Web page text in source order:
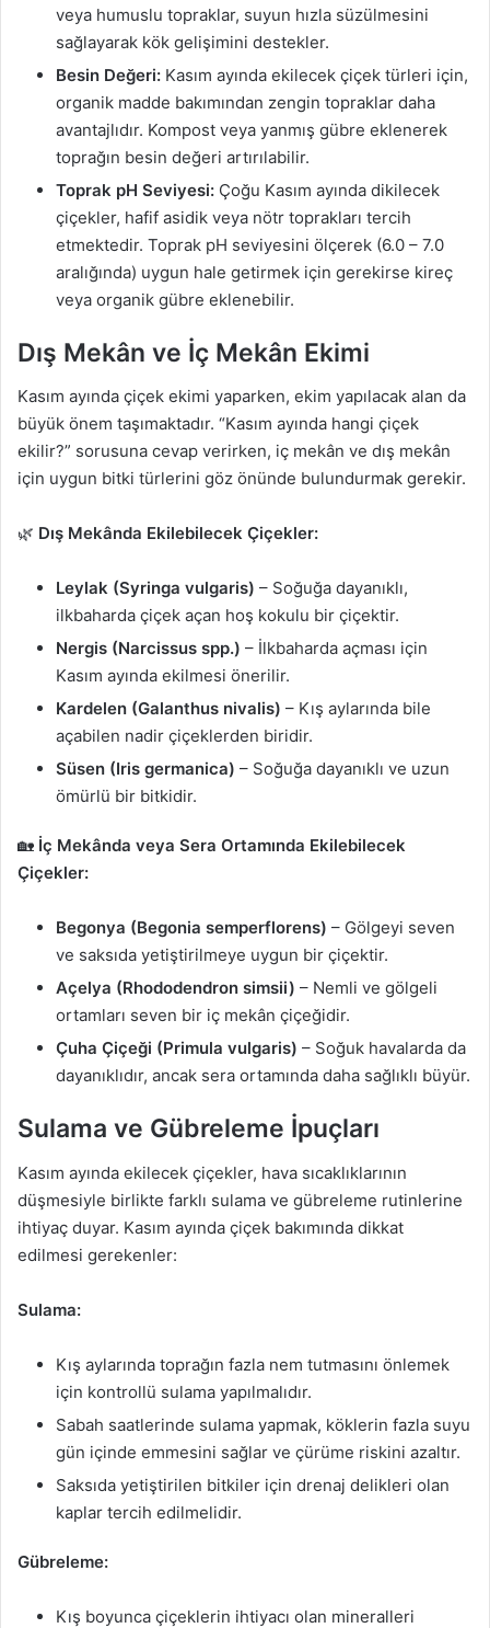
veya humuslu topraklar, suyun hızla süzülmesini
sağlayarak kök gelişimini destekler.
Besin Değeri: Kasım ayında ekilecek çiçek türleri için,
organik madde bakımından zengin topraklar daha
avantajlıdır. Kompost veya yanmış gübre eklenerek
toprağın besin değeri artırılabilir.
Toprak pH Seviyesi: Çoğu Kasım ayında dikilecek
çiçekler, hafif asidik veya nötr toprakları tercih
etmektedir. Toprak pH seviyesini ölçerek (6.0 – 7.0
aralığında) uygun hale getirmek için gerekirse kireç
veya organik gübre eklenebilir.
Dış Mekân ve İç Mekân Ekimi
Kasım ayında çiçek ekimi yaparken, ekim yapılacak alan da
büyük önem taşımaktadır. “Kasım ayında hangi çiçek
ekilir?” sorusuna cevap verirken, iç mekân ve dış mekân
için uygun bitki türlerini göz önünde bulundurmak gerekir.
🌿 Dış Mekânda Ekilebilecek Çiçekler:
Leylak (Syringa vulgaris) – Soğuğa dayanıklı,
ilkbaharda çiçek açan hoş kokulu bir çiçektir.
Nergis (Narcissus spp.) – İlkbaharda açması için
Kasım ayında ekilmesi önerilir.
Kardelen (Galanthus nivalis) – Kış aylarında bile
açabilen nadir çiçeklerden biridir.
Süsen (Iris germanica) – Soğuğa dayanıklı ve uzun
ömürlü bir bitkidir.
🏡 İç Mekânda veya Sera Ortamında Ekilebilecek
Çiçekler:
Begonya (Begonia semperflorens) – Gölgeyi seven
ve saksıda yetiştirilmeye uygun bir çiçektir.
Açelya (Rhododendron simsii) – Nemli ve gölgeli
ortamları seven bir iç mekân çiçeğidir.
Çuha Çiçeği (Primula vulgaris) – Soğuk havalarda da
dayanıklıdır, ancak sera ortamında daha sağlıklı büyür.
Sulama ve Gübreleme İpuçları
Kasım ayında ekilecek çiçekler, hava sıcaklıklarının
düşmesiyle birlikte farklı sulama ve gübreleme rutinlerine
ihtiyaç duyar. Kasım ayında çiçek bakımında dikkat
edilmesi gerekenler:
Sulama:
Kış aylarında toprağın fazla nem tutmasını önlemek
için kontrollü sulama yapılmalıdır.
Sabah saatlerinde sulama yapmak, köklerin fazla suyu
gün içinde emmesini sağlar ve çürüme riskini azaltır.
Saksıda yetiştirilen bitkiler için drenaj delikleri olan
kaplar tercih edilmelidir.
Gübreleme:
Kış boyunca çiçeklerin ihtiyacı olan mineralleri